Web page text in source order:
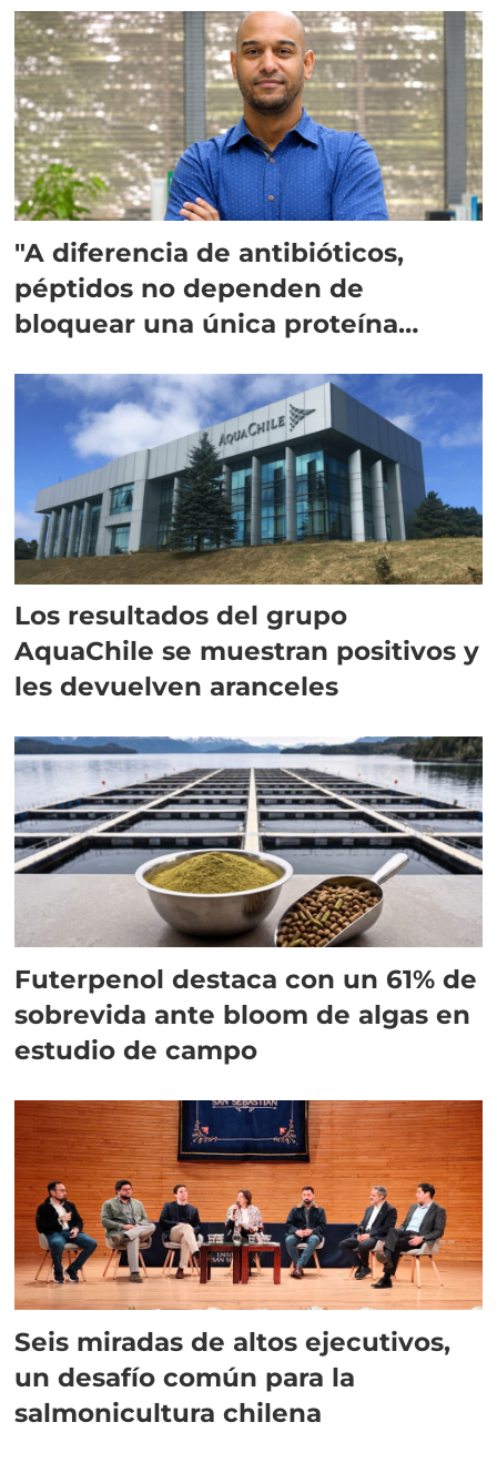
"A diferencia de antibióticos,
péptidos no dependen de
bloquear una única proteína
Los resultados del grupo
AquaChile se muestran positivos y
les devuelven aranceles
Futerpenol destaca con un 61% de
sobrevida ante bloom de algas en
estudio de campo
Seis miradas de altos ejecutivos,
un desafío común para la
salmonicultura chilena